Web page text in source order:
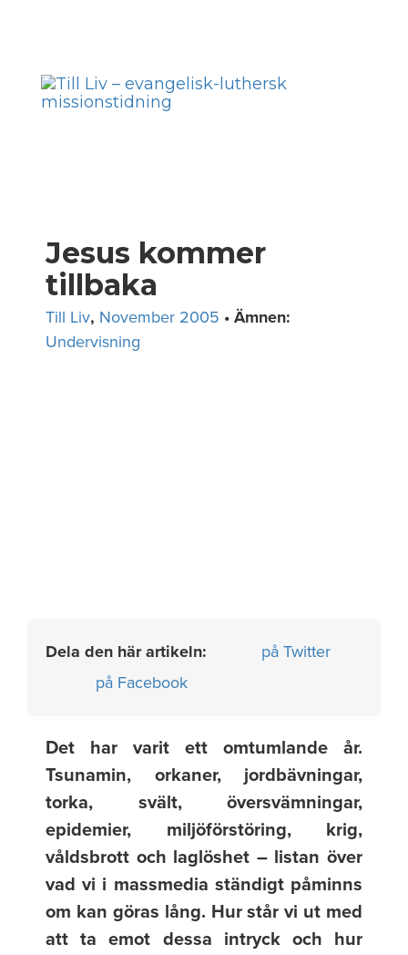
Jesus kommer
tillbaka
Till Liv, November 2005 • Ämnen:
Undervisning
Dela den här artikeln:
på Twitter
på Facebook
Det har varit ett omtumlande år.
Tsunamin, orkaner, jordbävningar,
torka, svält, översvämningar,
epidemier, miljöförstöring, krig,
våldsbrott och laglöshet – listan över
vad vi i massmedia ständigt påminns
om kan göras lång. Hur står vi ut med
att ta emot dessa intryck och hur